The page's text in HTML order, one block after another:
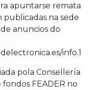
apuntarse remata
publicadas na sede
anuncios do
info.1
pola Consellería
FEADER no